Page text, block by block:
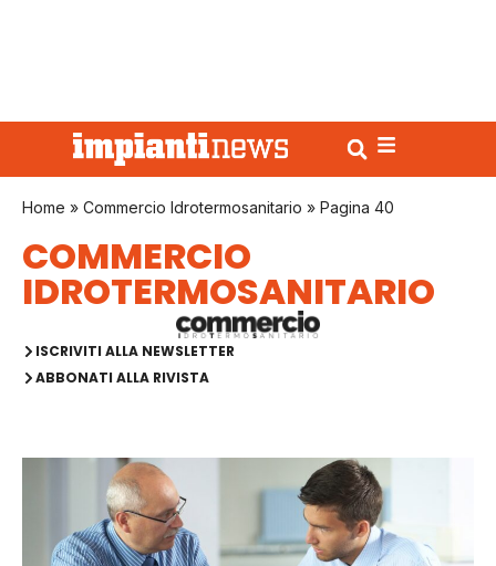
Home » Commercio Idrotermosanitario » Pagina 40
COMMERCIO
IDROTERMOSANITARIO
ISCRIVITI ALLA NEWSLETTER
ABBONATI ALLA RIVISTA